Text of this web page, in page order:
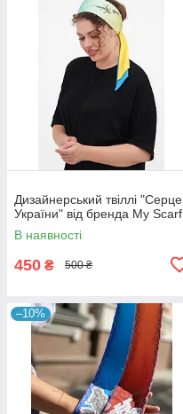
Дизайнерський твіллі "Серце
України" від бренда My Scarf
В наявності
450 ₴ 500 ₴
–10%